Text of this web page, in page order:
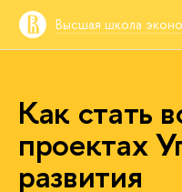
Высшая школа
Как стать
проектах
развития